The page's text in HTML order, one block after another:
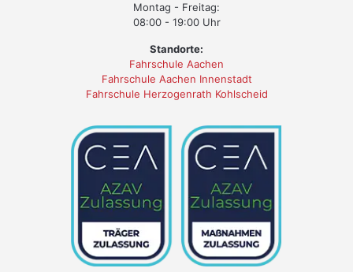
Montag - Freitag:
08:00 - 19:00 Uhr
Standorte:
Fahrschule Aachen
Fahrschule Aachen Innenstadt
Fahrschule Herzogenrath Kohlscheid